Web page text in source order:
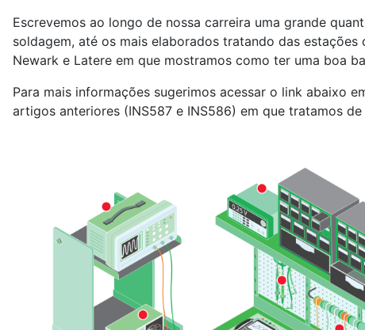
Escrevemos ao longo de nossa carreira uma grande
soldagem, até os mais elaborados tratando das
Newark e Latere em que mostramos como ter uma boa
Para mais informações sugerimos acessar o link abaixo
artigos anteriores (INS587 e INS586) em que tratamos